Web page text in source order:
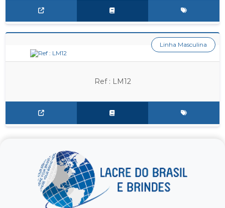
Ref : LM12
Linha Masculina